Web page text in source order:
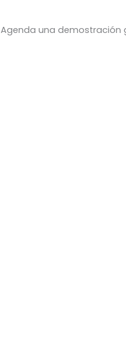
Agenda una demostración